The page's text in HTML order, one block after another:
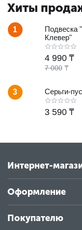
Хиты
1
Подвеска "
Клевер"
7 000 ₸
4 990 ₸
3 Серьги-
3 590 ₸
Интернет-
Оформление
Покупателю